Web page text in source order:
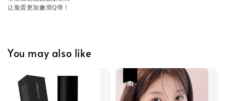
让脸蛋更加嫩滑Q弹！
You may also like